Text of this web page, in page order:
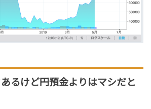
るけど円預金よりはマシだと